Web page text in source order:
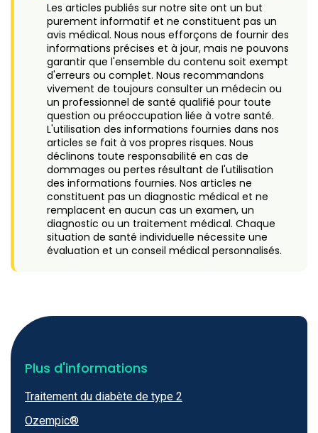
Les articles publiés sur notre site ont un but
purement informatif et ne constituent pas un
avis médical. Nous nous efforçons de fournir des
informations précises et à jour, mais ne pouvons
garantir que l'ensemble du contenu soit exempt
d'erreurs ou complet. Nous recommandons
vivement de toujours consulter un médecin ou
un professionnel de santé qualifié pour toute
question ou préoccupation liée à votre santé.
L'utilisation des informations fournies dans nos
articles se fait à vos propres risques. Nous
déclinons toute responsabilité en cas de
dommages ou pertes résultant de l'utilisation
des informations fournies. Nos articles ne
constituent pas un diagnostic médical et ne
remplacent en aucun cas un examen, un
diagnostic ou un traitement médical. Chaque
situation de santé individuelle nécessite une
évaluation et un conseil médical personnalisés.
Plus d'informations
Traitement du diabète de type 2
Ozempic®